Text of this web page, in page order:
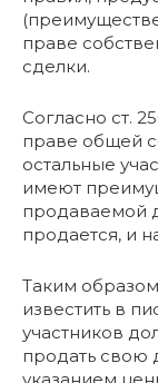
праве
сделки.
Согласно ст.
праве общей
остальные
имеют
продаваемой
продается, и
Таким
известить в
участников
продать свою